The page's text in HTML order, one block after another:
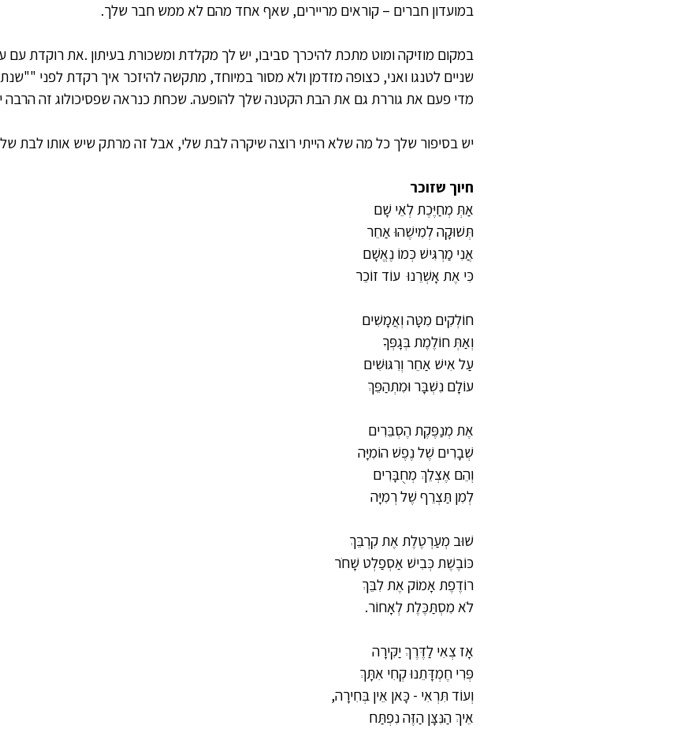
במועדון חברים – קוראים מריירים, שאף אחד מהם לא ממש חבר שלך.
במקום מוזיקה ומוט מתכת להיכרך סביבו, יש לך מקלדת ומשכורת בעיתון .את רוקדת עם
שניים לטנגו ואני, כצופה מזדמן ולא מסור במיוחד, מתקשה להיזכר איך רקדת לפני
מדי פעם את גוררת גם את הבת הקטנה שלך להופעה. שכחת כנראה שפסיכולוג זה הרבה
יש בסיפור שלך כל מה שלא הייתי רוצה שיקרה לבת שלי, אבל זה מרתק שיש אותו לבת
חיוך שזוכר
אַתְּ מְחַיֶּכֶת לְאֵי שָׁם
תְּשׁוּקָה לְמִישֶׁהוּ אַחֵר
אֲנִי מַרְגִּישׁ כְּמוֹ נֶאֱשָׁם
כִּי אֶת אָשְׁרֵנוּ  עוֹד זוֹכֵר
חוֹלְקִים מִטָּה וְאֲמָשִׁים
וְאַתְּ חוֹלֶמֶת בְּגָפְּךָ
עַל אִישׁ אַחֵר וְרִגּוּשִׁים
עוֹלָם נִשְׁבָּר וּמִתְהַפֵּךְ
אֶת מְנַפֶּקֶת הֶסְבֵּרִים
שְׁבָרִים שֶׁל נֶפֶשׁ הוֹמִיָּה
וְהֵם אֶצְלֵךְ מְחֻבָּרִים
לְמִן תַּצְרֵף שֶׁל רְמִיָּה
שׁוּב מְעַרְטֶלֶת אֶת קִרְבֵּךְ
כּוֹבֶשֶׁת כְּבִישׁ אַסְפַלְט שָׁחֹר
רוֹדֶפֶת אָמוֹק אֶת לִבֵּךְ
לֹא מִסְתַּכֶּלֶת לְאָחוֹר.
אָז צְאִי לַדֶּרֶךְ יַקִּירָה
פְּרִי חֶמְדָּתֵנוּ קְחִי אִתָּךְ
וְעוֹד תִּרְאִי - כָּאן אֵין בְּחִירָה,
אֵיךְ הַנִּצָּן הַזֶּה נִפְתַּח